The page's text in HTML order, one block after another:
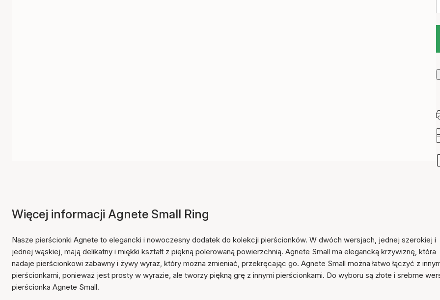
do koszyka
Więcej informacji Agnete Small Ring
Nasze pierścionki Agnete to elegancki i nowoczesny dodatek do kolekcji pierścionków. W dwóch wersjach, jednej szerokiej i
jednej wąskiej, mają delikatny i miękki kształt z piękną polerowaną powierzchnią. Agnete Small ma elegancką krzywiznę, która
nadaje pierścionkowi zabawny i żywy wyraz, który można zmieniać, przekręcając go. Agnete Small można łatwo łączyć z
pierścionkami, ponieważ jest prosty w wyrazie, ale tworzy piękną grę z innymi pierścionkami. Do wyboru są złote i srebrne
pierścionka Agnete Small.